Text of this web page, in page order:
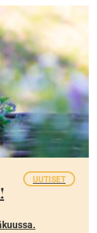
UUTISET